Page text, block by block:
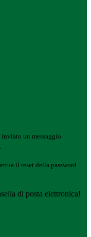
inviato un messaggio
il reset della password
di posta elettronica!